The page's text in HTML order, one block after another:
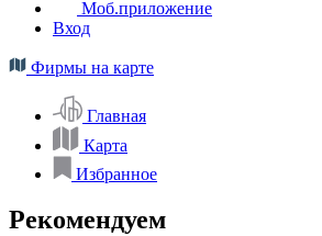
Моб.приложение
Вход
Фирмы на карте
Главная
Карта
Избранное
Рекомендуем